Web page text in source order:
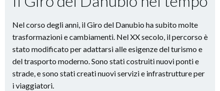
Nel corso degli anni, il Giro del Danubio ha subito molte
trasformazioni e cambiamenti. Nel XX secolo, il percorso è
stato modificato per adattarsi alle esigenze del turismo e
del trasporto moderno. Sono stati costruiti nuovi ponti e
strade, e sono stati creati nuovi servizi e infrastrutture per
i viaggiatori.